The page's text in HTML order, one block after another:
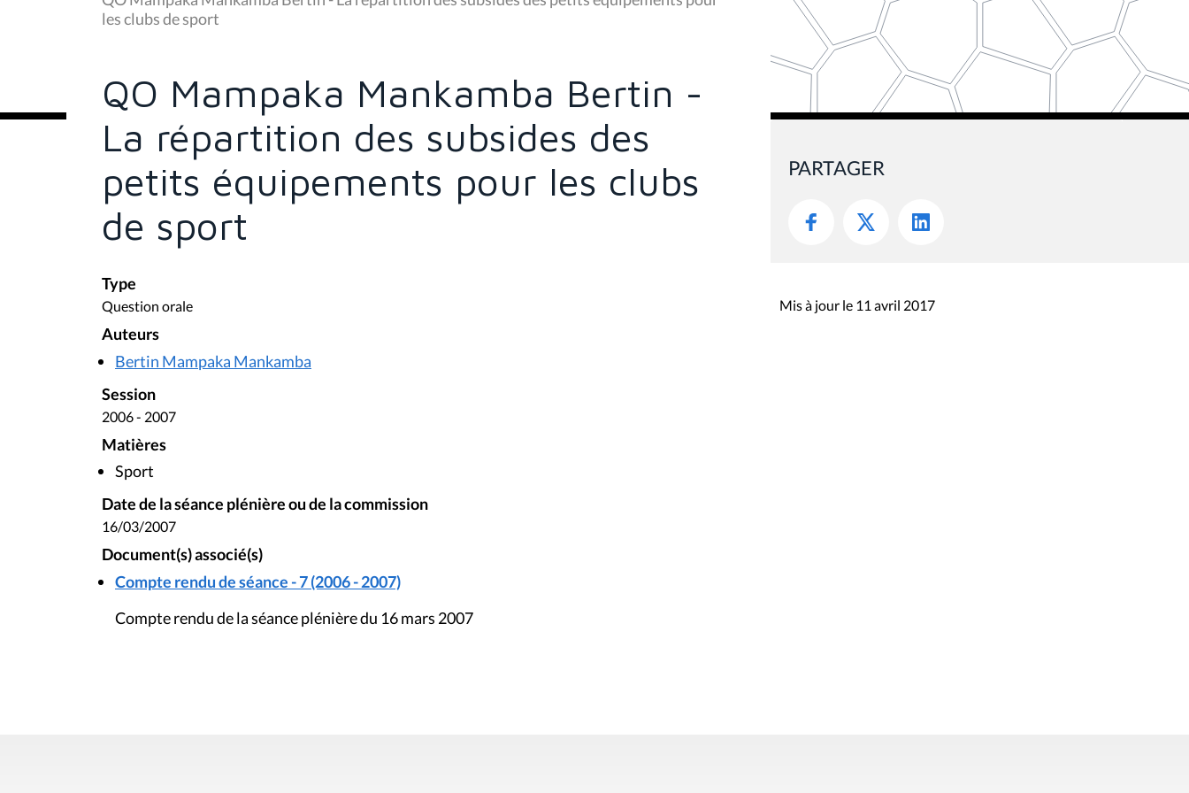
s
ê
c
les clubs de sport
QO Mampaka Mankamba Bertin -
La répartition des subsides des
petits équipements pour les clubs
de sport
Type
Question orale
Auteurs
Bertin Mampaka Mankamba
Session
2006 - 2007
Matières
Sport
Date de la séance plénière ou de la commission
16/03/2007
Document(s) associé(s)
Compte rendu de séance - 7 (2006 - 2007)
Compte rendu de la séance plénière du 16 mars 2007
PARTAGER
Mis à jour le 11 avril 2017